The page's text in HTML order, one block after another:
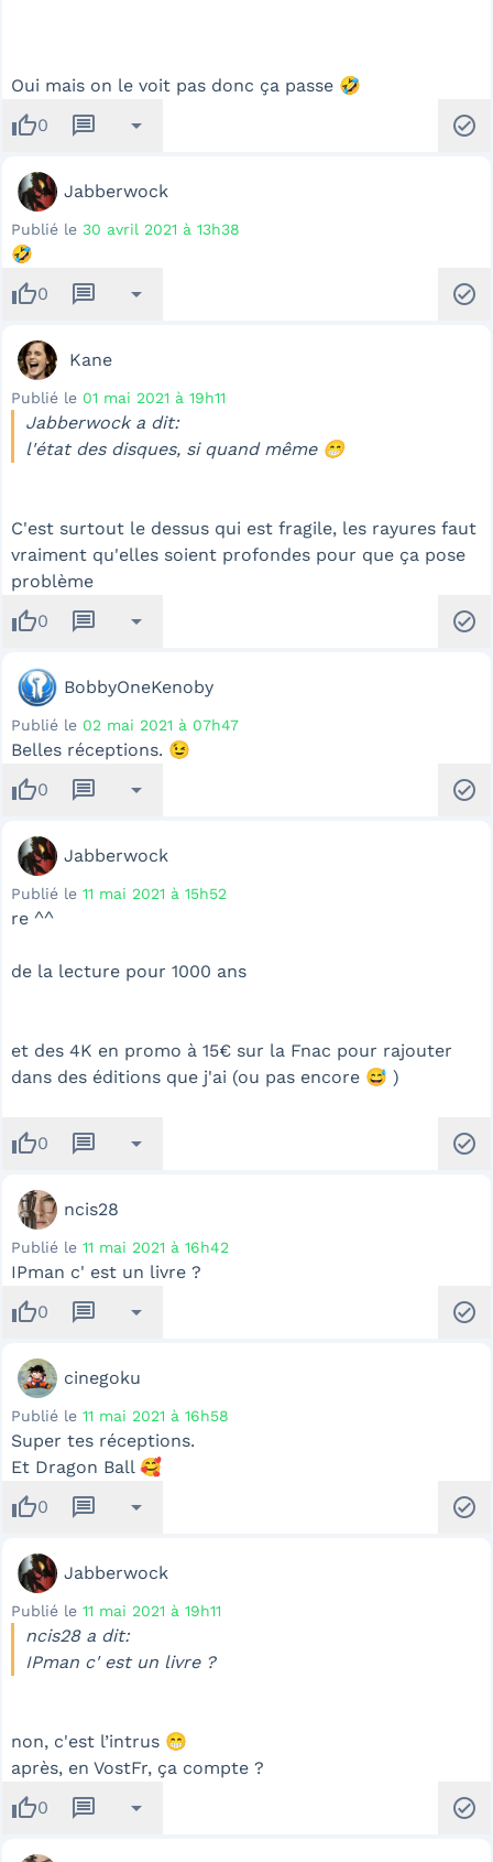
Oui mais on le voit pas donc ça passe 🤣
thumb_up0 message arrow_drop_down check_circle
Jabberwock
Publié le 30 avril 2021 à 13h38
🤣
thumb_up0 message arrow_drop_down check_circle
Kane
Publié le 01 mai 2021 à 19h11
Jabberwock a dit:
l'état des disques, si quand même 😁
C'est surtout le dessus qui est fragile, les rayures faut
vraiment qu'elles soient profondes pour que ça pose
problème
thumb_up0 message arrow_drop_down check_circle
BobbyOneKenoby
Publié le 02 mai 2021 à 07h47
Belles réceptions. 😉
thumb_up0 message arrow_drop_down check_circle
Jabberwock
Publié le 11 mai 2021 à 15h52
re ^^
de la lecture pour 1000 ans
et des 4K en promo à 15€ sur la Fnac pour rajouter
dans des éditions que j'ai (ou pas encore 😅 )
thumb_up0 message arrow_drop_down check_circle
ncis28
Publié le 11 mai 2021 à 16h42
IPman c' est un livre ?
thumb_up0 message arrow_drop_down check_circle
cinegoku
Publié le 11 mai 2021 à 16h58
Super tes réceptions.
Et Dragon Ball 🥰
thumb_up0 message arrow_drop_down check_circle
Jabberwock
Publié le 11 mai 2021 à 19h11
ncis28 a dit:
IPman c' est un livre ?
non, c'est l’intrus 😁
après, en VostFr, ça compte ?
thumb_up0 message arrow_drop_down check_circle